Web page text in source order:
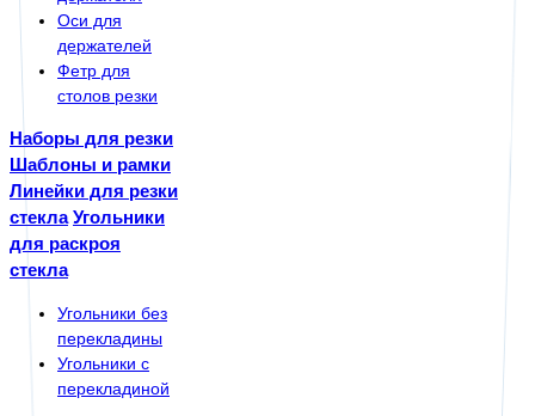
Оси для
держателей
Фетр для
столов резки
Наборы для резки
Шаблоны и рамки
Линейки для резки
стекла Угольники
для раскроя
стекла
Угольники без
перекладины
Угольники с
перекладиной